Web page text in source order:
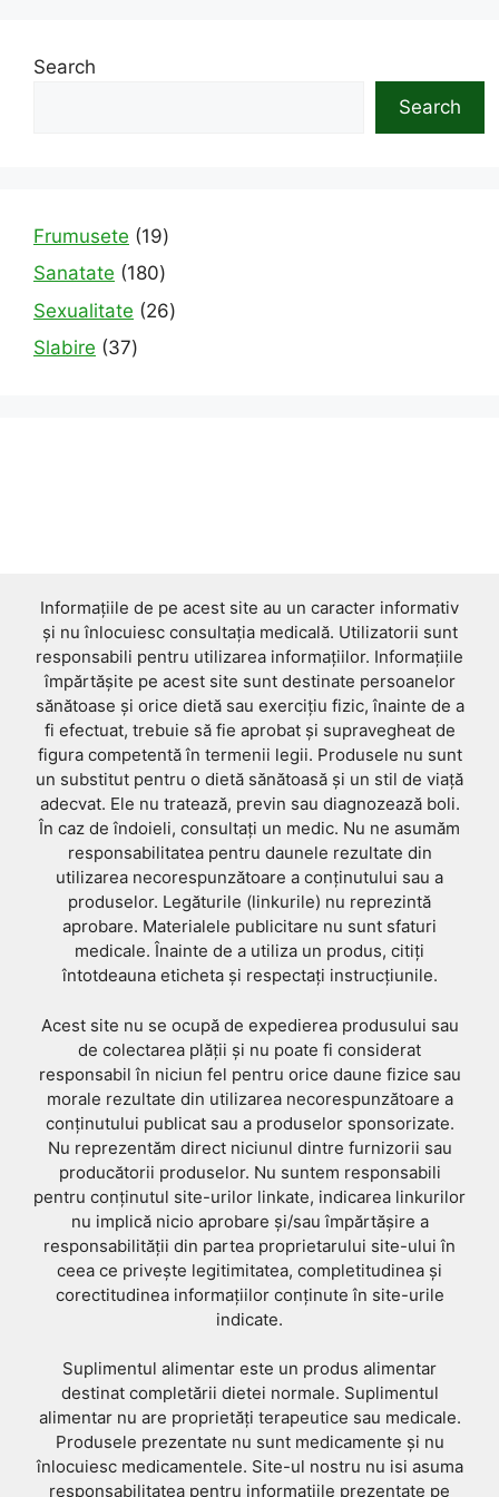
Search
Search
Frumusete 1919
products
Sanatate 180180
products
Sexualitate 2626
Slabire 3737
Informațiile de pe acest site au un caracter informativ
și nu înlocuiesc consultația medicală. Utilizatorii sunt
responsabili pentru utilizarea informațiilor. Informațiile
împărtășite pe acest site sunt destinate persoanelor
sănătoase și orice dietă sau exercițiu fizic, înainte de a
fi efectuat, trebuie să fie aprobat și supravegheat de
figura competentă în termenii legii. Produsele nu sunt
un substitut pentru o dietă sănătoasă și un stil de viață
adecvat. Ele nu tratează, previn sau diagnozează boli.
În caz de îndoieli, consultați un medic. Nu ne asumăm
responsabilitatea pentru daunele rezultate din
utilizarea necorespunzătoare a conținutului sau a
produselor. Legăturile (linkurile) nu reprezintă
aprobare. Materialele publicitare nu sunt sfaturi
medicale. Înainte de a utiliza un produs, citiți
întotdeauna eticheta și respectați instrucțiunile.
Acest site nu se ocupă de expedierea produsului sau
de colectarea plății și nu poate fi considerat
responsabil în niciun fel pentru orice daune fizice sau
morale rezultate din utilizarea necorespunzătoare a
conținutului publicat sau a produselor sponsorizate.
Nu reprezentăm direct niciunul dintre furnizorii sau
producătorii produselor. Nu suntem responsabili
pentru conținutul site-urilor linkate, indicarea linkurilor
nu implică nicio aprobare și/sau împărtășire a
responsabilității din partea proprietarului site-ului în
ceea ce privește legitimitatea, completitudinea și
corectitudinea informațiilor conținute în site-urile
indicate.
Suplimentul alimentar este un produs alimentar
destinat completării dietei normale. Suplimentul
alimentar nu are proprietăți terapeutice sau medicale.
Produsele prezentate nu sunt medicamente și nu
înlocuiesc medicamentele. Site-ul nostru nu isi asuma
responsabilitatea pentru informatiile prezentate pe